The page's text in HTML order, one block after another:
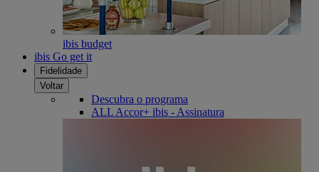
ibis budget
ibis Go get it
Fidelidade
Voltar
Descubra o programa
ALL Accor+ ibis - Assinatura